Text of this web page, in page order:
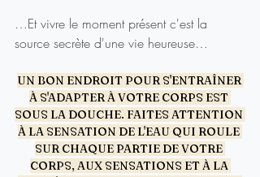
…Et vivre le moment présent c'est la
source secrète d'une vie heureuse…
UN BON ENDROIT POUR S'ENTRAÎNER
À S'ADAPTER À VOTRE CORPS EST
SOUS LA DOUCHE. FAITES ATTENTION
À LA SENSATION DE L'EAU QUI ROULE
SUR CHAQUE PARTIE DE VOTRE
CORPS, AUX SENSATIONS ET À LA